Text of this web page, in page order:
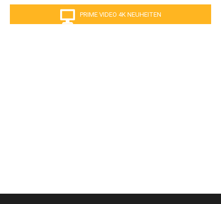
PRIME VIDEO 4K NEUHEITEN